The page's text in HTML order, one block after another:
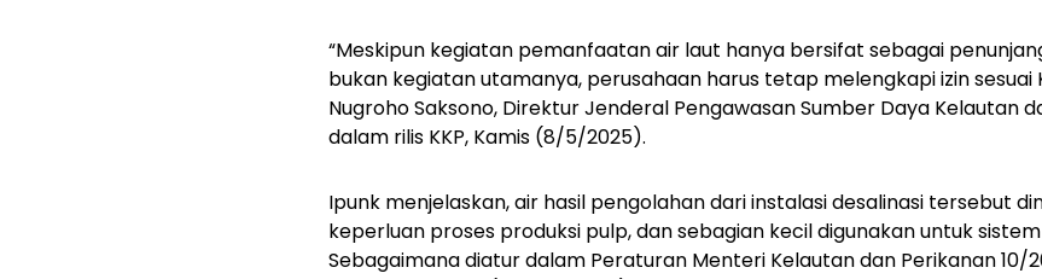
“Meskipun kegiatan pemanfaatan air laut hanya bersifat sebagai
bukan kegiatan utamanya, perusahaan harus tetap melengkapi izin sesuai
Nugroho Saksono, Direktur Jenderal Pengawasan Sumber Daya Kelautan
dalam rilis KKP, Kamis (8/5/2025).
Ipunk menjelaskan, air hasil pengolahan dari instalasi desalinasi tersebut
keperluan proses produksi pulp,dan sebagian kecil digunakan untuk
Sebagaimana diatur dalam Peraturan Menteri Kelautan dan Perikanan 10/